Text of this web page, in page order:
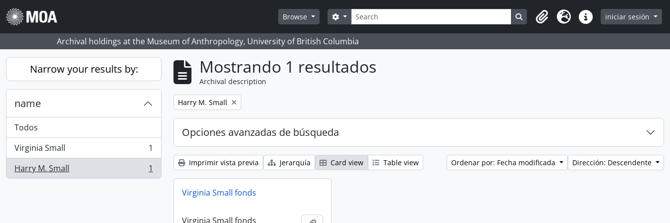
Skip to main content
Browse
Búsqueda
Search options Search in browse page
Clipboard
Idioma Enlaces rápidos
iniciar sesión
Archival holdings at the Museum of Anthropology, University of British Columbia
Narrow your results by:
name
Todos
Virginia Small
, 1 resultados
1
Harry M. Small
, 1 resultados 1
Mostrando 1 resultados
Archival description
Remove filter:
Harry M. Small
Opciones avanzadas de búsqueda
Imprimir vista previa Jerarquía Card view Table view Ordenar por: Fecha modificada Dirección: Descendente
Virginia Small fonds
Virginia Small fonds